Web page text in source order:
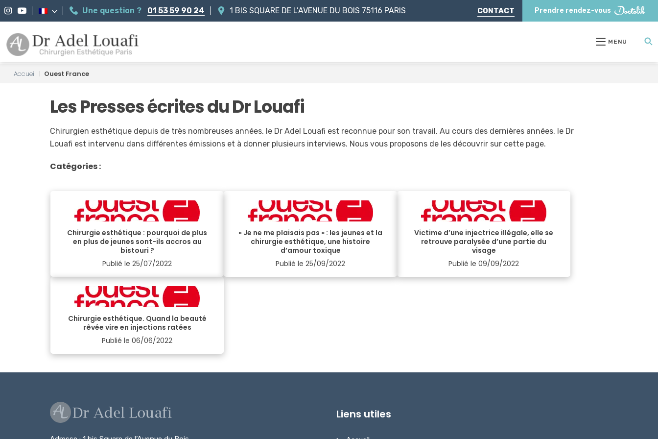
Une question ? 01 53 59 90 24 1 BIS SQUARE DE L’AVENUE DU BOIS 75116 PARIS CONTACT Prendre rendez-vous
MENU
Accueil | Ouest France
Les Presses écrites du Dr Louafi
Chirurgien esthétique depuis de très nombreuses années, le Dr Adel Louafi est reconnue pour son travail. Au cours des dernières années, le Dr
Louafi est intervenu dans différentes émissions et à donner plusieurs interviews. Nous vous proposons de les découvrir sur cette page.
Catégories :
Chirurgie esthétique : pourquoi de plus
en plus de jeunes sont-ils accros au
bistouri ?
Publié le 25/07/2022
« Je ne me plaisais pas » : les jeunes et la
chirurgie esthétique, une histoire
d’amour toxique
Publié le 25/09/2022
Victime d’une injectrice illégale, elle se
retrouve paralysée d’une partie du
visage
Publié le 09/09/2022
Chirurgie esthétique. Quand la beauté
rêvée vire en injections ratées
Publié le 06/06/2022
Liens utiles